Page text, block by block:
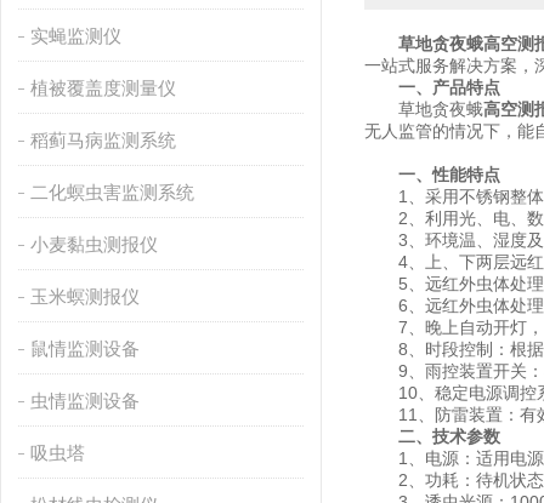
实蝇监测仪
植被覆盖度测量仪
稻蓟马病监测系统
二化螟虫害监测系统
小麦黏虫测报仪
玉米螟测报仪
鼠情监测设备
虫情监测设备
吸虫塔
草地贪夜蛾高空测
一站式服务解决方案，
一、产品特点
草地贪夜蛾高空测
无人监管的情况下，能
一、性能特点
1、采用不锈钢整体
2、利用光、电、数
3、环境温、湿度及
4、上、下两层远红
5、远红外虫体处理
6、远红外虫体处理,
7、晚上自动开灯，
8、时段控制：根据
9、雨控装置开关：
10、稳定电源调控
11、防雷装置：有
二、技术参数
1、电源：适用电源
2、功耗：待机状态